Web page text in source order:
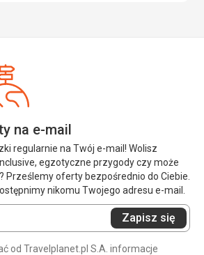
na e-mail
regularnie na Twój e-mail! Wolisz
egzotyczne przygody czy może
Prześlemy oferty bezpośrednio do Ciebie.
nikomu Twojego adresu e-mail.
Zapisz się
od Travelplanet.pl S.A. informacje